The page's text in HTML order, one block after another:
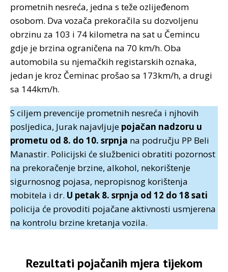
prometnih nesreća, jedna s teže ozlijeđenom
osobom. Dva vozača prekoračila su dozvoljenu
obrzinu za 103 i 74 kilometra na sat u Čemincu
gdje je brzina ograničena na 70 km/h. Oba
automobila su njemačkih registarskih oznaka,
jedan je kroz Čeminac prošao sa 173km/h, a drugi
sa 144km/h.
S ciljem prevencije prometnih nesreća i njhovih
posljedica, Jurak najavljuje pojačan nadzoru u
prometu od 8. do 10. srpnja na području PP Beli
Manastir. Policijski će službenici obratiti pozornost
na prekoračenje brzine, alkohol, nekorištenje
sigurnosnog pojasa, nepropisnog korištenja
mobitela i dr. U petak 8. srpnja od 12 do 18 sati
policija će provoditi pojačane aktivnosti usmjerena
na kontrolu brzine kretanja vozila.
Rezultati pojačanih mjera tijekom